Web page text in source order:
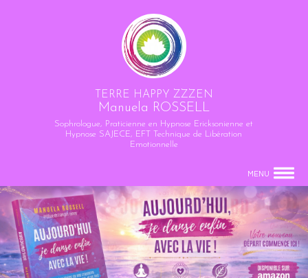
TERRE HAPPY ZZZEN
Manuela ROSSELL
Sophrologue, Praticienne en Hypnose Ericksonienne et
Hypnose SAJECE, EFT Technique de Libération
Emotionnelle
MENU